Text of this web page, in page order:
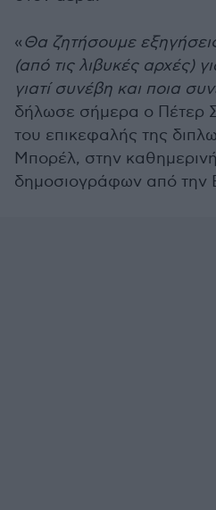
«Θα ζητήσουμε εξηγήσεις
(από τις λιβυκές αρχές)
γιατί συνέβη και ποια
δήλωσε σήμερα ο Πέτερ
του επικεφαλής της
Μπορέλ, στην
δημοσιογράφων από την